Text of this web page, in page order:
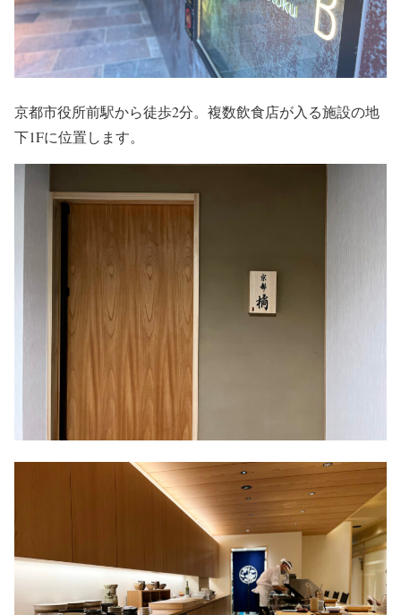
京都市役所前駅から徒歩2分。複数飲食店が入る施設の地
下1Fに位置します。